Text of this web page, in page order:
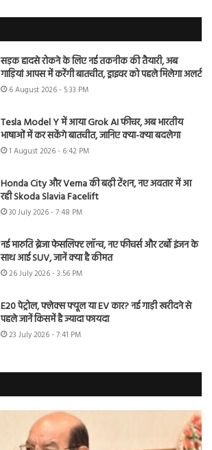
सड़क हादसे रोकने के लिए नई तकनीक की तैयारी, अब
गाड़ियां आपस में करेंगी बातचीत, ड्राइवर को पहले मिलेगा अलर्ट
6 August 2026 - 5:33 PM
Tesla Model Y में आया Grok AI फीचर, अब भारतीय
भाषाओं में कर सकेंगे बातचीत, जानिए क्या-क्या बदलेगा
1 August 2026 - 6:42 PM
Honda City और Verna की बढ़ी टेंशन, नए अवतार में आ
रही Skoda Slavia Facelift
30 July 2026 - 7:48 PM
नई मारुति ब्रेजा फेसलिफ्ट लॉन्च, नए फीचर्स और टर्बो इंजन के
साथ आई SUV, जानें क्या है कीमत
26 July 2026 - 3:56 PM
E20 पेट्रोल, फ्लेक्स फ्यूल या EV कार? नई गाड़ी खरीदने से
पहले जानें किसमें है ज्यादा फायदा
23 July 2026 - 7:41 PM